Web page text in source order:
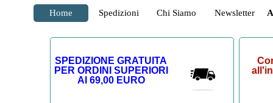
Home Spedizioni Chi Siamo Newsletter
SPEDIZIONE GRATUITA
PER ORDINI SUPERIORI
AI 69,00 EURO